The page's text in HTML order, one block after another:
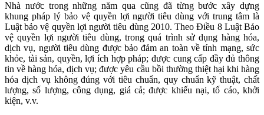
Nhà nước trong những năm qua cũng đã từng bước xây dựng
khung pháp lý bảo vệ quyền lợi người tiêu dùng với trung tâm là
Luật bảo vệ quyền lợi người tiêu dùng 2010. Theo Điều 8 Luật Bảo
vệ quyền lợi người tiêu dùng, trong quá trình sử dụng hàng hóa,
dịch vụ, người tiêu dùng được bảo đảm an toàn về tính mạng, sức
khỏe, tài sản, quyền, lợi ích hợp pháp; được cung cấp đầy đủ thông
tin về hàng hóa, dịch vụ; được yêu cầu bồi thường thiệt hại khi hàng
hóa dịch vụ không đúng với tiêu chuẩn, quy chuẩn kỹ thuật, chất
lượng, số lượng, công dụng, giá cả; được khiếu nại, tố cáo, khởi
kiện, v.v.